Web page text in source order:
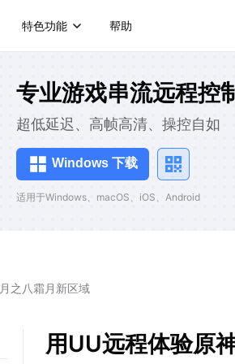
特色功能 帮助
专业游戏串流远程控
超低延迟、高帧高清、操控自如
Windows 下载
适用于Windows、macOS、iOS、Android
之八霜月新区域
用UU远程体验原